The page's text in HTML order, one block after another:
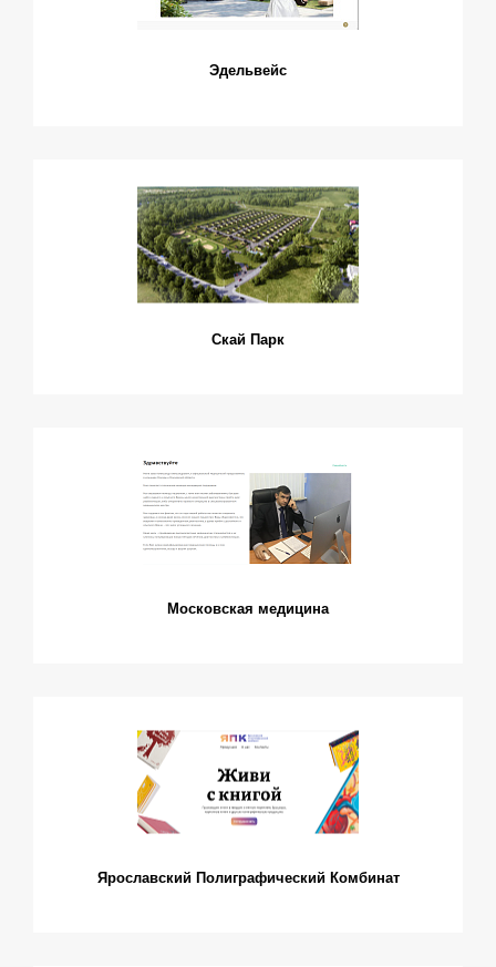
Эдельвейс
Скай Парк
Московская медицина
Ярославский Полиграфический Комбинат